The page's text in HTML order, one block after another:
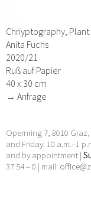
Chriyptography, Plant
Anita Fuchs
2020/21
Ruß auf Papier
40 x 30 cm
→ Anfrage
Opernring 7, 8010
and Friday: 10 a.m.–1
and by appointment |
37 54 – 0 | mail: